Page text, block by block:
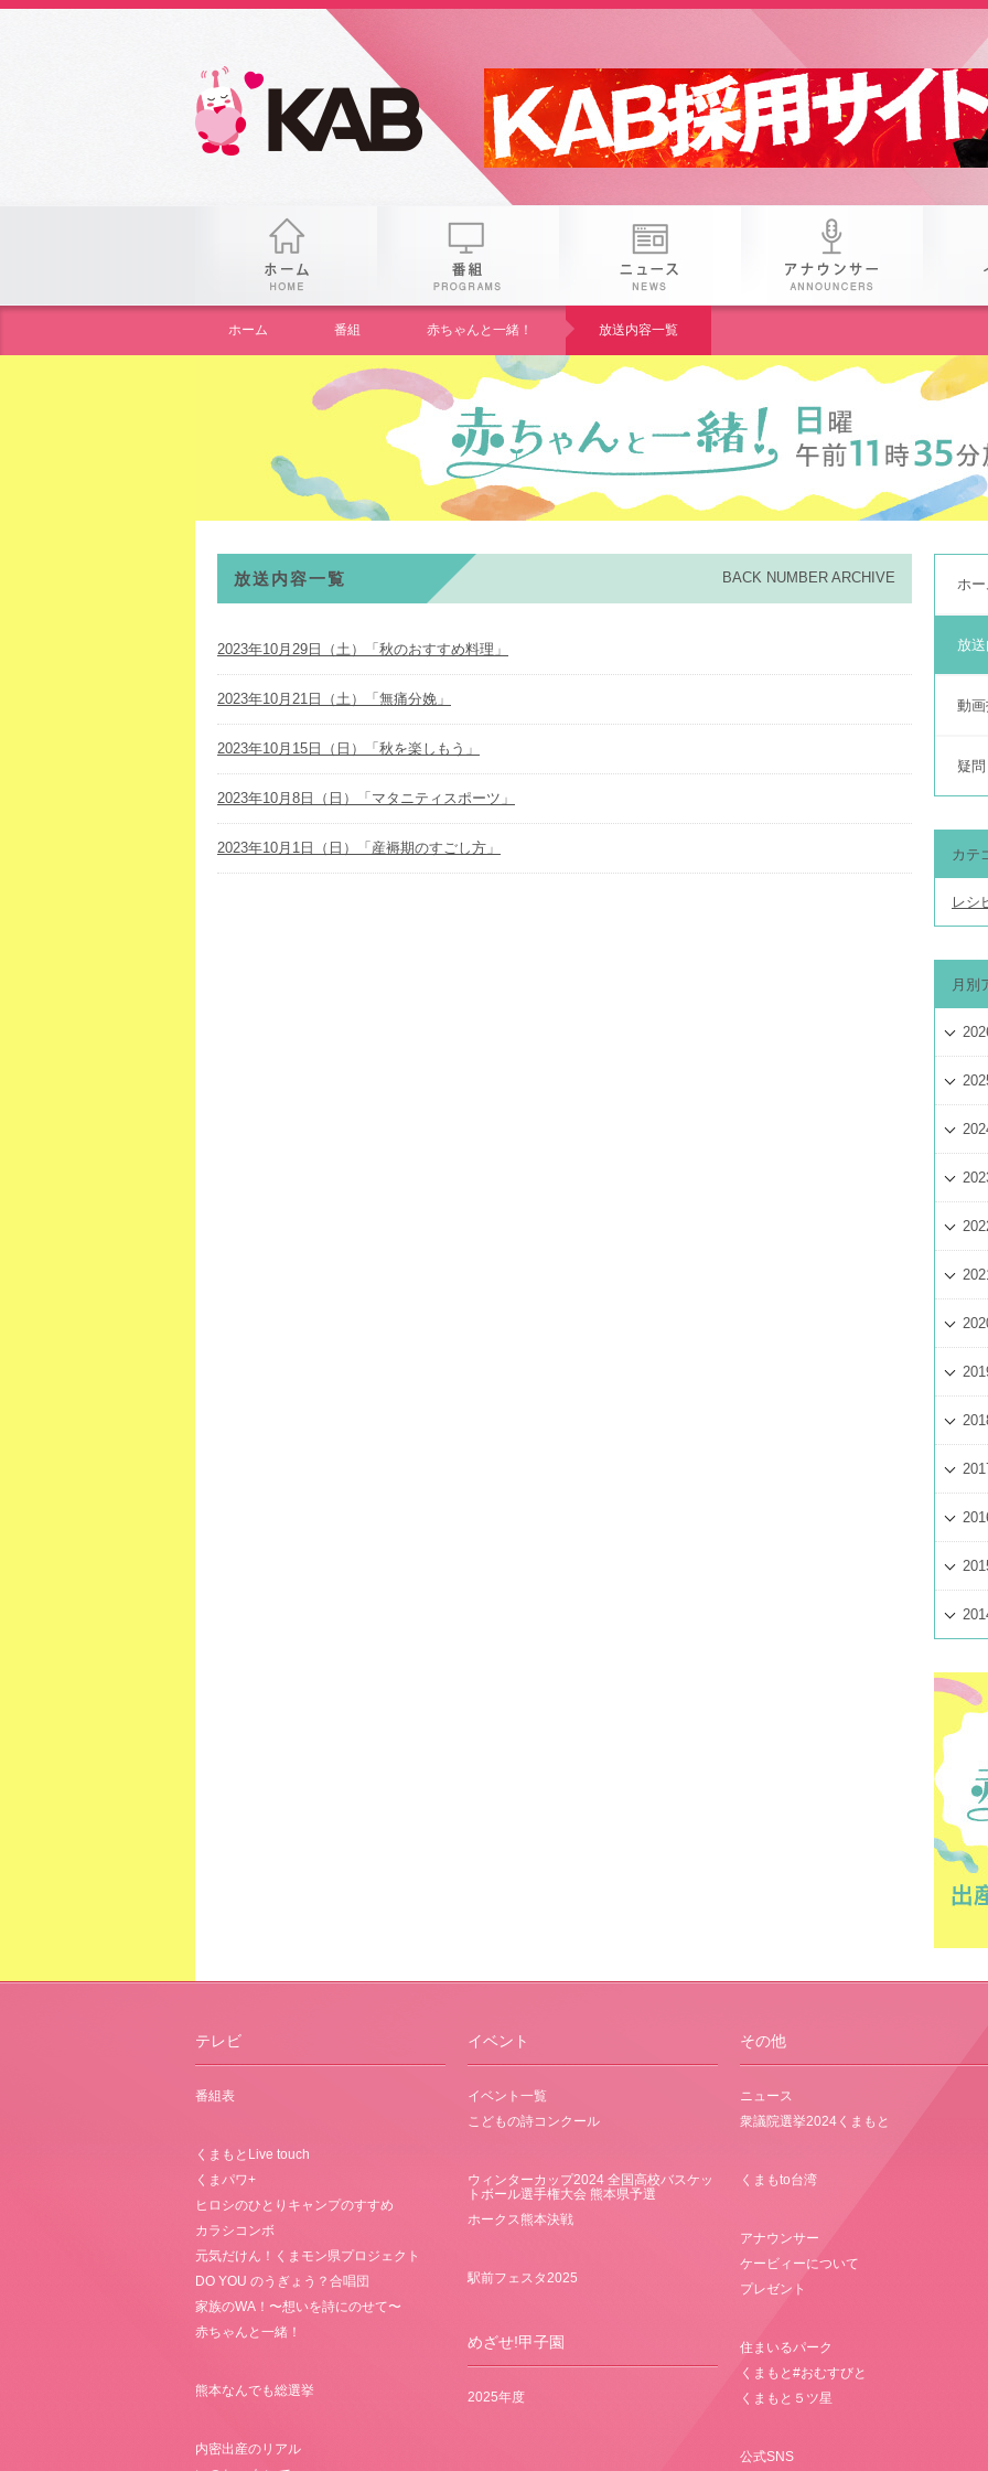
gogo 25th KAB
ホーム 番組 赤ちゃんと一緒！ 放送内容一覧
放送内容一覧 BACK NUMBER ARCHIVE
2023年10月29日（土）「秋のおすすめ料理」
2023年10月21日（土）「無痛分娩」
2023年10月15日（日）「秋を楽しもう」
2023年10月8日（日）「マタニティスポーツ」
2023年10月1日（日）「産褥期のすごし方」
ホー
放
動
疑
カテ
レシ
月別
テレビ
番組表
くまもとLive touch
くまパワ+
ヒロシのひとりキャンプのすすめ
カラシコンボ
元気だけん！くまモン県プロジェクト
DO YOU のうぎょう？合唱団
家族のWA！〜想いを詩にのせて〜
赤ちゃんと一緒！
熊本なんでも総選挙
内密出産のリアル
イベント
イベント一覧
こどもの詩コンクール
ウィンターカップ2024 全国高校バスケッ
トボール選手権大会 熊本県予選
ホークス熊本決戦
駅前フェスタ2025
めざせ!甲子園
2025年度
その他
ニュース
衆議院選挙2024くまもと
くまもto台湾
アナウンサー
ケービィーについて
プレゼント
住まいるパーク
くまもと#おむすびと
くまもと５ツ星
公式SNS